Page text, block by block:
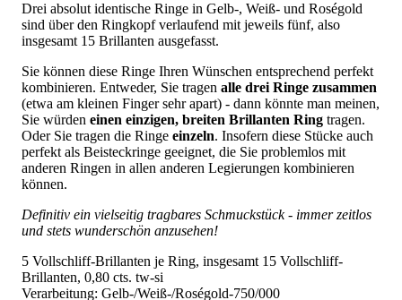
Drei absolut identische Ringe in Gelb-, Weiß- und Roségold
sind über den Ringkopf verlaufend mit jeweils fünf, also
insgesamt 15 Brillanten ausgefasst.
Sie können diese Ringe Ihren Wünschen entsprechend perfekt
kombinieren. Entweder, Sie tragen alle drei Ringe zusammen
(etwa am kleinen Finger sehr apart) - dann könnte man meinen,
Sie würden einen einzigen, breiten Brillanten Ring tragen.
Oder Sie tragen die Ringe einzeln. Insofern diese Stücke auch
perfekt als Beisteckringe geeignet, die Sie problemlos mit
anderen Ringen in allen anderen Legierungen kombinieren
können.
Definitiv ein vielseitig tragbares Schmuckstück - immer zeitlos
und stets wunderschön anzusehen!
5 Vollschliff-Brillanten je Ring, insgesamt 15 Vollschliff-
Brillanten, 0,80 cts. tw-si
Verarbeitung: Gelb-/Weiß-/Roségold-750/000